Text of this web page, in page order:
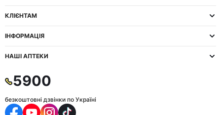
КЛІЄНТАМ
ІНФОРМАЦІЯ
НАШІ АПТЕКИ
5900
безкоштовні дзвінки по Україні